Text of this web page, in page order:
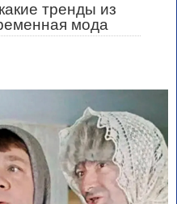
тренды из
мода